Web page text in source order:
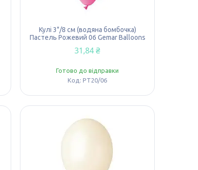
Кулі 3"/8 см (водяна бомбочка)
Пастель Рожевий 06 Gemar Balloons
31,84 ₴
Готово до відправки
PT20/06